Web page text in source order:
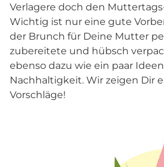
Verlagere doch den
Wichtig ist nur eine gute
der Brunch für Deine Mutter
zubereitete und hübsch
ebenso dazu wie ein paar
Nachhaltigkeit. Wir zeigen Dir
Vorschläge!